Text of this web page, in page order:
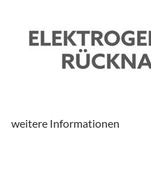
weitere Informationen